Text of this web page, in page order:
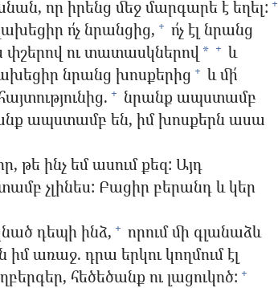
որ իրենց մեջ մարգարե է եղել: +
ո՛չ նրանցից, + ո՛չ էլ նրանց
ու տատասկներով * + և
նրանց խոսքերից + և մի՛
+ նրանք ապստամբ
ապստամբ են, իմ խոսքերն ասա
թե ինչ եմ ասում քեզ: Այդ
չլինես: Բացիր բերանդ և կեր
դեպի ինձ, + որում մի գլանաձև
առաջ. դրա երկու կողմում էլ
հեծեծանք ու լացուկոծ: +